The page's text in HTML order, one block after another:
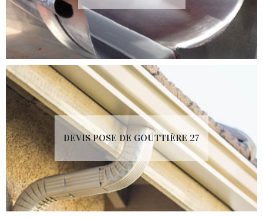
DEVIS POSE DE GOUTTIÈRE 27